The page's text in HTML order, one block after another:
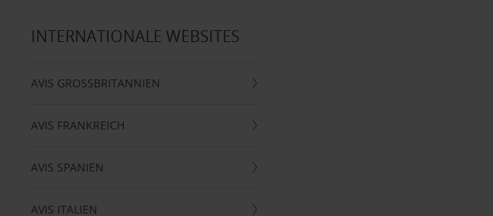
INTERNATIONALE WEBSITES
AVIS GROSSBRITANNIEN
AVIS FRANKREICH
AVIS SPANIEN
AVIS ITALIEN